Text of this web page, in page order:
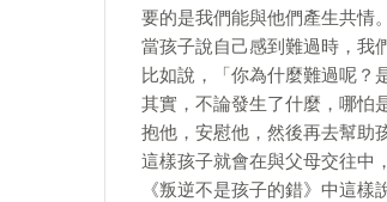
要的是我們能與他們產生共情。
當孩子說自己感到難過時，我
比如說，「你為什麼難過呢？
其實，不論發生了什麼，哪怕
抱他，安慰他，然後再去幫助
這樣孩子就會在與父母交往中
《叛逆不是孩子的錯》中這樣